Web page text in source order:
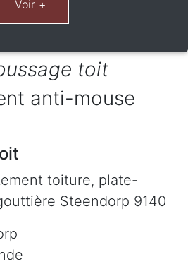
toit
anti-mouse
toiture, plate-
Steendorp 9140